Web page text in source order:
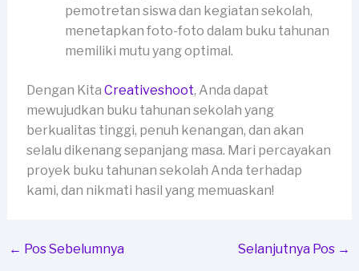
pemotretan siswa dan kegiatan sekolah,
menetapkan foto-foto dalam buku tahunan
memiliki mutu yang optimal.
Dengan Kita Creativeshoot, Anda dapat
mewujudkan buku tahunan sekolah yang
berkualitas tinggi, penuh kenangan, dan akan
selalu dikenang sepanjang masa. Mari percayakan
proyek buku tahunan sekolah Anda terhadap
kami, dan nikmati hasil yang memuaskan!
← Pos Sebelumnya Selanjutnya Pos →